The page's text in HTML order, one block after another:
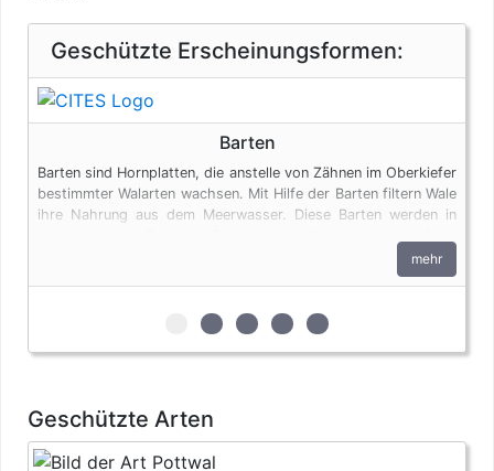
Geschützte Erscheinungsformen:
Barten
Barten sind Hornplatten, die anstelle von Zähnen im Oberkiefer
bestimmter Walarten wachsen. Mit Hilfe der Barten filtern Wale
ihre Nahrung aus dem Meerwasser. Diese Barten werden in
Barten unterliegen den artenschutzrechtlichen Bestimmungen.
mehr
zur 1. geschützten Erscheinungsform
zur 2. geschützten
zur 3. geschützten
zur 4. geschützten
zur 5. geschützten
Geschützte Arten